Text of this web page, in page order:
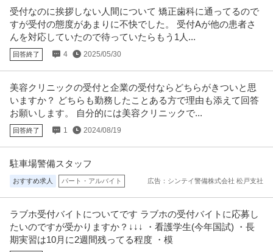
年収400万円〜700万円
【職種】営業＞法人営業 【業種】建設＞建設・建築・土木 ※会員属性などに
応じ、当該求人をビズリーチ…続きを見る
この条件の求人をもっと見る
受付なのに挨拶しない人間について 矯正歯科に通ってるので
すが受付の態度があまりに不快でした。 受付Aが他の患者さ
んを対応していたので待っていたらもう1人...
回答終了 4 2025/05/30
美容クリニックの受付と企業の受付ならどちらがきついと思
いますか？ どちらも勤務したことある方で理由も添えて回答
お願いします。 自分的には美容クリニックで...
回答終了 1 2024/08/19
駐車場警備スタッフ
おすすめ求人 パート・アルバイト 広告：シンテイ警備株式会社 松戸支社
ラブホ受付バイトについてです ラブホの受付バイトに応募し
たいのですが受かりますか？↓↓↓ ・看護学生(今年国試) ・長
期実習は10月に2週間残ってる程度 ・模